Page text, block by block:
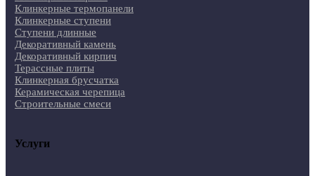
Клинкерные термопанели
Клинкерные ступени
Ступени длинные
Декоративный камень
Декоративный кирпич
Терассные плиты
Клинкерная брусчатка
Керамическая черепица
Строительные смеси
Услуги